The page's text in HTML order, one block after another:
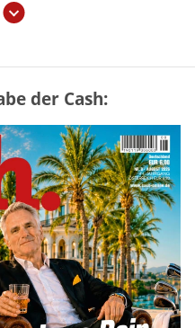
Wann Mieter
müssen
Sieben-Wochen-
US-Jobdaten
der Cash: